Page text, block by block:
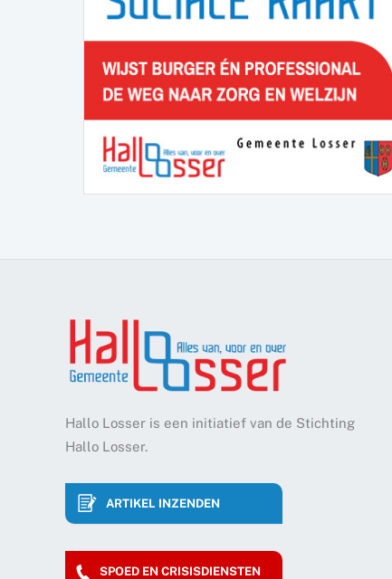
Hallo Losser is een initiatief van de Stichting
Hallo Losser.
ARTIKEL INZENDEN
SPOED EN CRISISDIENSTEN